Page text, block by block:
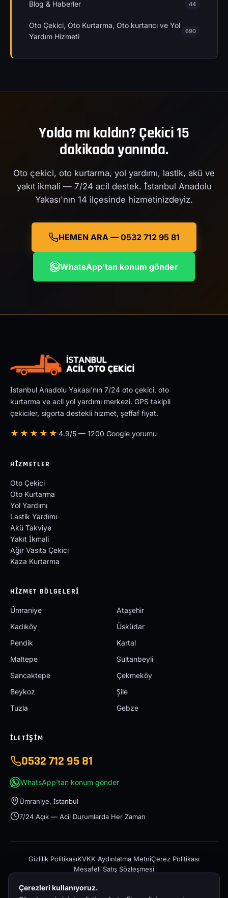
Blog & Haberler 44
Oto Çekici, Oto Kurtarma, Oto kurtarıcı ve Yol
Yardım Hizmeti
690
Yolda mı kaldın? Çekici 15
dakikada yanında.
Oto çekici, oto kurtarma, yol yardımı, lastik, akü ve
yakıt ikmali — 7/24 acil destek. İstanbul Anadolu
Yakası'nın 14 ilçesinde hizmetinizdeyiz.
HEMEN ARA — 0532 712 95 81
WhatsApp'tan konum gönder
İstanbul Anadolu Yakası'nın 7/24 oto çekici, oto
kurtarma ve acil yol yardımı merkezi. GPS takipli
çekiciler, sigorta destekli hizmet, şeffaf fiyat.
★★★★★ 4.9/5 — 1200 Google yorumu
HIZMETLER
Oto Çekici
Oto Kurtarma
Yol Yardımı
Lastik Yardımı
Akü Takviye
Yakıt İkmali
Ağır Vasıta Çekici
Kaza Kurtarma
HIZMET BÖLGELERI
Ümraniye
Ataşehir
Kadıköy
Üsküdar
Pendik
Kartal
Maltepe
Sultanbeyli
Sancaktepe
Çekmeköy
Beykoz
Şile
Tuzla
Gebze
İLETIŞIM
0532 712 95 81
WhatsApp'tan konum gönder
Ümraniye, İstanbul
7/24 Açık — Acil Durumlarda Her Zaman
Gizlilik PolitikasıKVKK Aydınlatma MetniÇerez Politikası
Mesafeli Satış Sözleşmesi
Çerezleri kullanıyoruz.